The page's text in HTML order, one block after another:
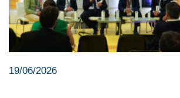
19/06/2026